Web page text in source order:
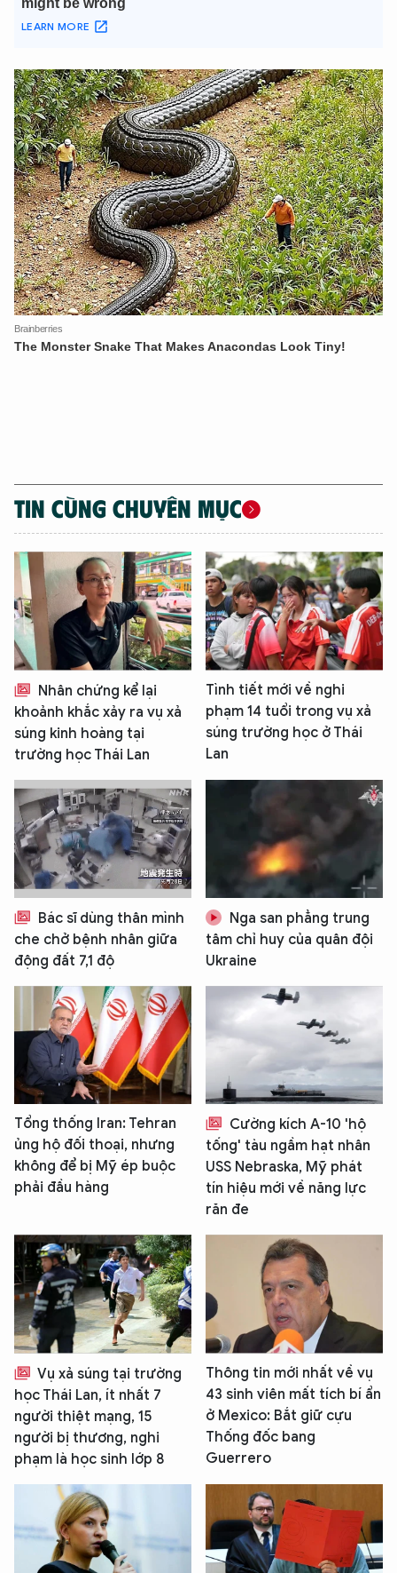
TIN CÙNG CHUYÊN MỤC
Nhân chứng kể lại
khoảnh khắc xảy ra vụ xả
súng kinh hoàng tại
trường học Thái Lan
Tình tiết mới về nghi
phạm 14 tuổi trong vụ xả
súng trường học ở Thái
Lan
Bác sĩ dùng thân mình
che chở bệnh nhân giữa
động đất 7,1 độ
Nga san phẳng trung
tâm chỉ huy của quân đội
Ukraine
Tổng thống Iran: Tehran
ủng hộ đối thoại, nhưng
không để bị Mỹ ép buộc
phải đầu hàng
Cường kích A-10 'hộ
tống' tàu ngầm hạt nhân
USS Nebraska, Mỹ phát
tín hiệu mới về năng lực
răn đe
Vụ xả súng tại trường
học Thái Lan, ít nhất 7
người thiệt mạng, 15
người bị thương, nghi
phạm là học sinh lớp 8
Thông tin mới nhất về vụ
43 sinh viên mất tích bí ẩn
ở Mexico: Bắt giữ cựu
Thống đốc bang
Guerrero
XIN CHÀO,
TÔI LÀ CHATBOT CỦA